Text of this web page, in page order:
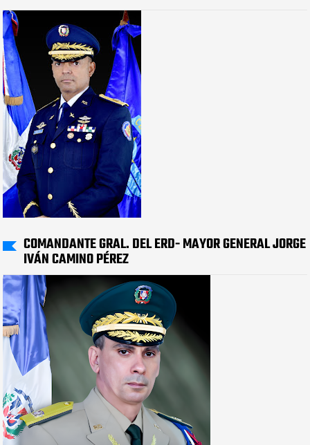
COMANDANTE GRAL. DEL ERD- MAYOR GENERAL JORGE
IVÁN CAMINO PÉREZ